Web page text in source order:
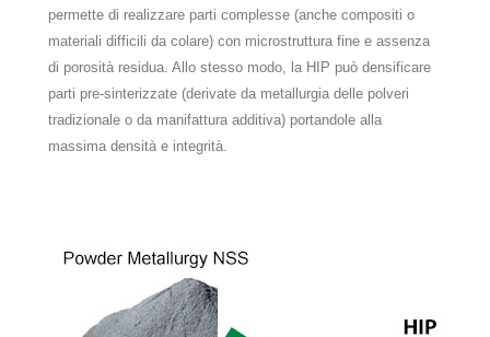
permette di realizzare parti complesse (anche compositi o
materiali difficili da colare) con microstruttura fine e assenza
di porosità residua​. Allo stesso modo, la HIP può densificare
parti pre-sinterizzate (derivate da metallurgia delle polveri
tradizionale o da manifattura additiva) portandole alla
massima densità e integrità.